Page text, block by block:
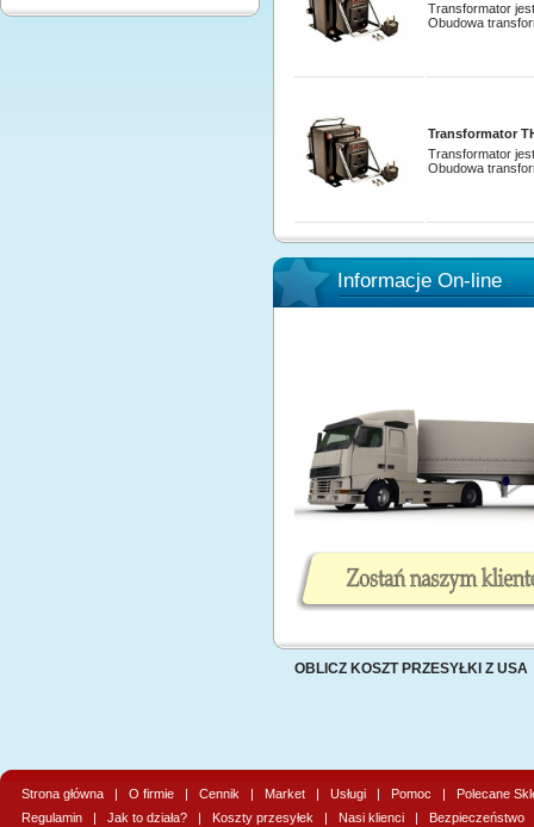
Transformator
Obudowa
Transformator
Transformator
Obudowa
Informacje On-line
OBLICZ KOSZT PRZESYŁKI Z USA
Strona główna | O firmie | Cennik | Market | Usługi | Pomoc | Polecane
Regulamin | Jak to działa? | Koszty przesyłek | Nasi klienci | Bezpieczeństwo